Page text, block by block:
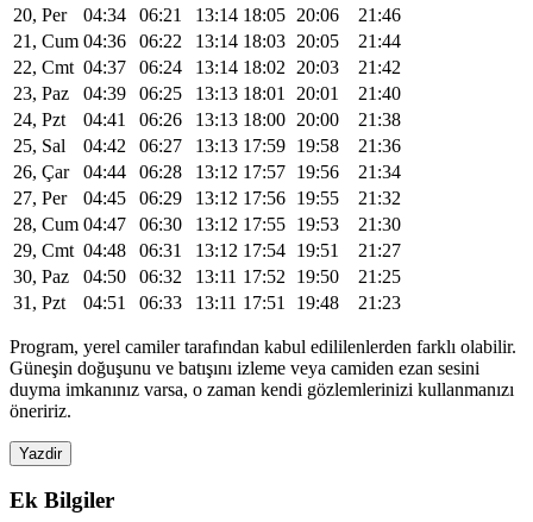
20, Per
04:34 06:21 13:14 18:05 20:06
21:46
21, Cum 04:36 06:22 13:14 18:03 20:05
21:44
22, Cmt 04:37 06:24 13:14 18:02 20:03
21:42
23, Paz
04:39 06:25 13:13 18:01 20:01
21:40
24, Pzt
04:41 06:26 13:13 18:00 20:00
21:38
25, Sal
04:42 06:27 13:13 17:59 19:58
21:36
26, Çar
04:44 06:28 13:12 17:57 19:56
21:34
27, Per
04:45 06:29 13:12 17:56 19:55
21:32
28, Cum 04:47 06:30 13:12 17:55 19:53
21:30
29, Cmt 04:48 06:31 13:12 17:54 19:51
21:27
30, Paz
04:50 06:32 13:11 17:52 19:50
21:25
31, Pzt
04:51 06:33 13:11 17:51 19:48 21:23
Program, yerel camiler tarafından kabul edililenlerden farklı olabilir.
Güneşin doğuşunu ve batışını izleme veya camiden ezan sesini
duyma imkanınız varsa, o zaman kendi gözlemlerinizi kullanmanızı
öneririz.
Yazdir
Ek Bilgiler